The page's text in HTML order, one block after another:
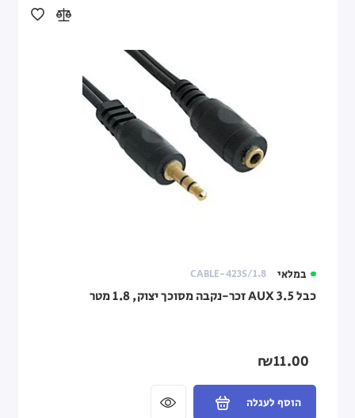
במלאי CABLE-423S/1.8
כבל AUX 3.5 זכר-נקבה מסוכך יצוק, 1.8 מטר
₪11.00
הוסף לעגלה